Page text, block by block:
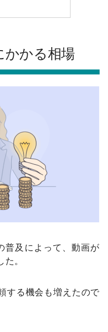
かかる相場
及によって、動画が
。
する機会も増えたので